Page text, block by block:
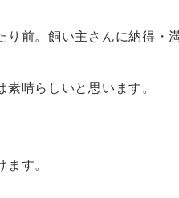
り前。飼い主さんに納得・
晴らしいと思います。
す。